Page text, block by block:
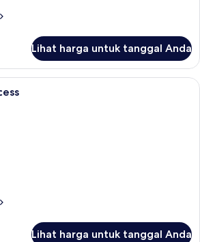
Lihat harga untuk tanggal Anda
Minibar, brankas, meja kerja, dan
Lihat harga untuk tanggal Anda